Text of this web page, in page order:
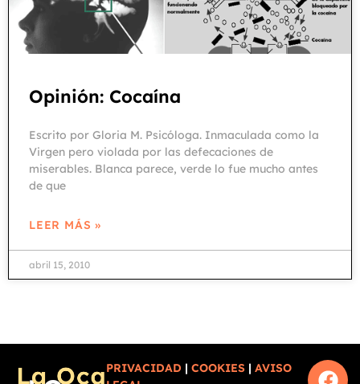
Opinión: Cocaína
Escrito por Gloria M. Psicóloga. Inmaculada como la
Virgen pero violada por las defecaciones de
miserables. Blanca parece, verde lo fue mucho antes
de que
LEER MÁS »
abril 15, 2010
PRIVACIDAD | COOKIES | AVISO